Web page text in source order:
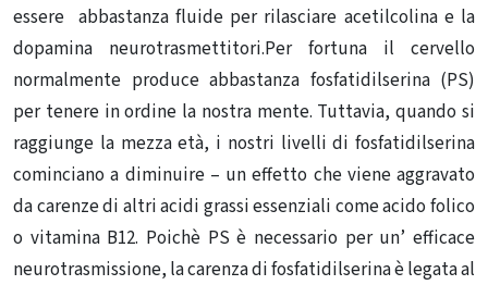
essere abbastanza fluide per rilasciare acetilcolina e la
dopamina neurotrasmettitori.Per fortuna il cervello
normalmente produce abbastanza fosfatidilserina (PS)
per tenere in ordine la nostra mente. Tuttavia, quando si
raggiunge la mezza età, i nostri livelli di fosfatidilserina
cominciano a diminuire – un effetto che viene aggravato
da carenze di altri acidi grassi essenziali come acido folico
o vitamina B12. Poichè PS è necessario per un’ efficace
neurotrasmissione, la carenza di fosfatidilserina è legata al